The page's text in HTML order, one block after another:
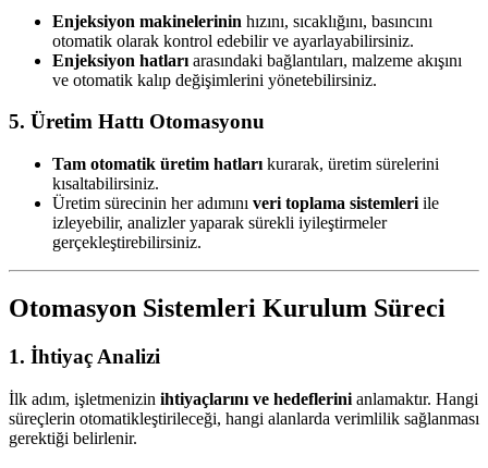
Enjeksiyon makinelerinin hızını, sıcaklığını, basıncını
otomatik olarak kontrol edebilir ve ayarlayabilirsiniz.
Enjeksiyon hatları arasındaki bağlantıları, malzeme akışını
ve otomatik kalıp değişimlerini yönetebilirsiniz.
5. Üretim Hattı Otomasyonu
Tam otomatik üretim hatları kurarak, üretim sürelerini
kısaltabilirsiniz.
Üretim sürecinin her adımını veri toplama sistemleri ile
izleyebilir, analizler yaparak sürekli iyileştirmeler
gerçekleştirebilirsiniz.
Otomasyon Sistemleri Kurulum Süreci
1. İhtiyaç Analizi
İlk adım, işletmenizin ihtiyaçlarını ve hedeflerini anlamaktır. Hangi
süreçlerin otomatikleştirileceği, hangi alanlarda verimlilik sağlanması
gerektiği belirlenir.